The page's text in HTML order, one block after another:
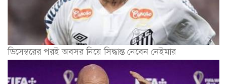
ডিসেম্বরের পরই অবসর নিয়ে সিদ্ধান্ত নেবেন নেইমার